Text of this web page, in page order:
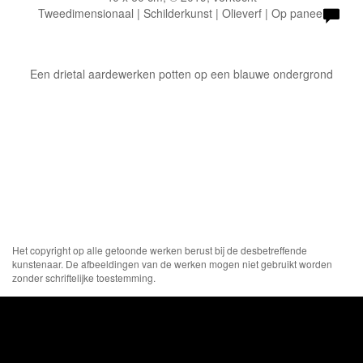
Tweedimensionaal | Schilderkunst | Olieverf | Op paneel
Een drietal aardewerken potten op een blauwe ondergrond
Het copyright op alle getoonde werken berust bij de desbetreffende
kunstenaar. De afbeeldingen van de werken mogen niet gebruikt worden
zonder schriftelijke toestemming.